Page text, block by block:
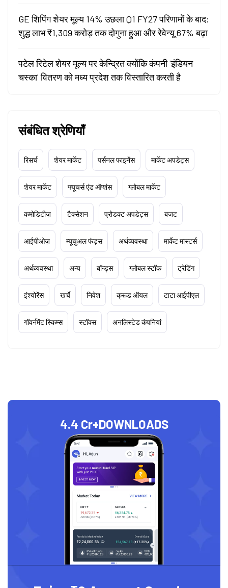
GE शिपिंग शेयर मूल्य 14% उछला Q1 FY27 परिणामों के बाद:
शुद्ध लाभ ₹1,309 करोड़ तक दोगुना हुआ और रेवेन्यू 67% बढ़ा
पटेल रिटेल शेयर मूल्य पर केन्द्रित क्योंकि कंपनी 'इंडियन
चस्का' वितरण को मध्य प्रदेश तक विस्तारित करती है
संबंधित श्रेणियाँ
रिसर्च शेयर मार्केट पर्सनल फाइनेंस मार्केट अपडेट्स
शेयर मार्केट फ्यूचर्स एंड ऑप्शंस ग्लोबल मार्केट
कमोडिटीज़ टैक्सेशन प्रोडक्ट अपडेट्स बजट
आईपीओज़ म्यूचुअल फंड्स अर्थव्यवस्था मार्केट मास्टर्स
अर्थव्यवस्था अन्य बॉन्ड्स ग्लोबल स्टॉक ट्रेडिंग
इंश्योरेंस खर्चे निवेश क्रूड ऑयल टाटा आईपीएल
गॉवर्नमेंट स्किम्स स्टॉक्स अनलिस्टेड कंपनियां
4.4 Cr+DOWNLOADS